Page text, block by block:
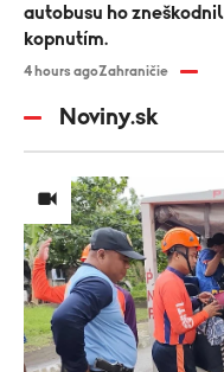
autobusu ho zneškodnil
kopnutím.
4 hours agoZahraničie
Noviny.sk